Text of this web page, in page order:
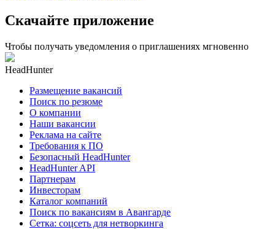
Скачайте приложение
Чтобы получать уведомления о приглашениях мгновенно
HeadHunter
Размещение вакансий
Поиск по резюме
О компании
Наши вакансии
Реклама на сайте
Требования к ПО
Безопасный HeadHunter
HeadHunter API
Партнерам
Инвесторам
Каталог компаний
Поиск по вакансиям в Авангарде
Сетка: соцсеть для нетворкинга